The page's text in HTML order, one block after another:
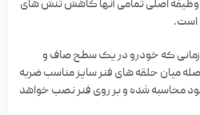
اصلی تمامی آنها کاهش تنش های
است.
زمانی که خودرو در یک سطح صاف و
میان حلقه های فنر سایز مناسب ضربه
محاسبه شده و بر روی فنر نصب خواهد